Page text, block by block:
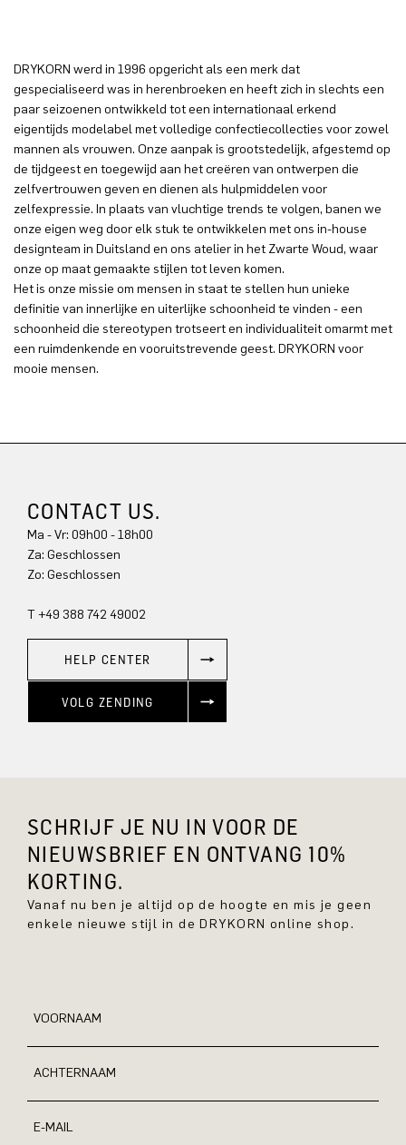
DRYKORN werd in 1996 opgericht als een merk dat
gespecialiseerd was in herenbroeken en heeft zich in slechts een
paar seizoenen ontwikkeld tot een internationaal erkend
eigentijds modelabel met volledige confectiecollecties voor zowel
mannen als vrouwen. Onze aanpak is grootstedelijk, afgestemd op
de tijdgeest en toegewijd aan het creëren van ontwerpen die
zelfvertrouwen geven en dienen als hulpmiddelen voor
zelfexpressie. In plaats van vluchtige trends te volgen, banen we
onze eigen weg door elk stuk te ontwikkelen met ons in-house
designteam in Duitsland en ons atelier in het Zwarte Woud, waar
onze op maat gemaakte stijlen tot leven komen.
Het is onze missie om mensen in staat te stellen hun unieke
definitie van innerlijke en uiterlijke schoonheid te vinden - een
schoonheid die stereotypen trotseert en individualiteit omarmt met
een ruimdenkende en vooruitstrevende geest. DRYKORN voor
mooie mensen.
CONTACT US.
Ma - Vr: 09h00 - 18h00
Za: Geschlossen
Zo: Geschlossen
T +49 388 742 49002
HELP CENTER
VOLG ZENDING
SCHRIJF JE NU IN VOOR DE
NIEUWSBRIEF EN ONTVANG 10%
KORTING.
Vanaf nu ben je altijd op de hoogte en mis je geen
enkele nieuwe stijl in de DRYKORN online shop.
VOORNAAM
ACHTERNAAM
E-MAIL